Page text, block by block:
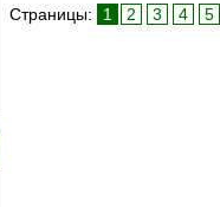
Страницы: 1 2 3 4 5